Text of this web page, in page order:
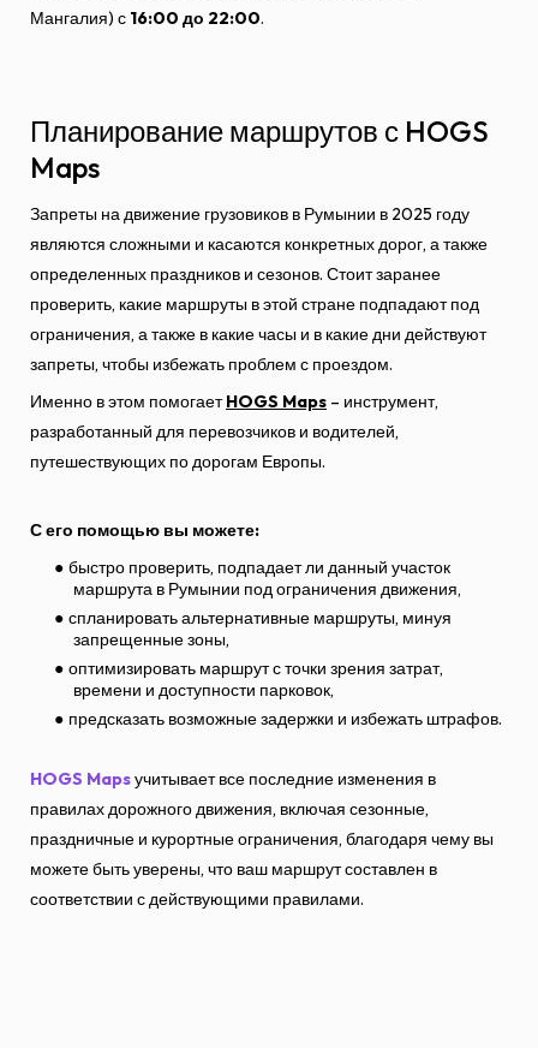
Мангалия) с 16:00 до 22:00.
Планирование маршрутов с HOGS
Maps
Запреты на движение грузовиков в Румынии в 2025 году
являются сложными и касаются конкретных дорог, а также
определенных праздников и сезонов. Стоит заранее
проверить, какие маршруты в этой стране подпадают под
ограничения, а также в какие часы и в какие дни действуют
запреты, чтобы избежать проблем с проездом.
Именно в этом помогаетHOGS Maps – инструмент,
разработанный для перевозчиков и водителей,
путешествующих по дорогам Европы.
С его помощью вы можете:
быстро проверить, подпадает ли данный участок
маршрута в Румынии под ограничения движения,
спланировать альтернативные маршруты, минуя
запрещенные зоны,
оптимизировать маршрут с точки зрения затрат,
времени и доступности парковок,
предсказать возможные задержки и избежать штрафов.
HOGS Mapsучитывает все последние изменения в
правилах дорожного движения, включая сезонные,
праздничные и курортные ограничения, благодаря чему вы
можете быть уверены, что ваш маршрут составлен в
соответствии с действующими правилами.